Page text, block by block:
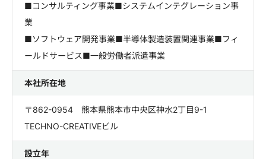
■コンサルティング事業■システムインテグレーション事
業
■ソフトウェア開発事業■半導体製造装置関連事業■フィ
ールドサービス■一般労働者派遣事業
本社所在地
〒862-0954 熊本県熊本市中央区神水2丁目9-1
TECHNO-CREATIVEビル
設立年